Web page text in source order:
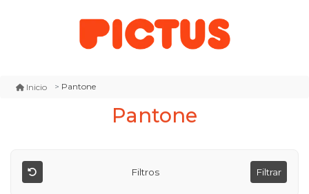
Inicio Pantone
Pantone
Filtros Filtrar